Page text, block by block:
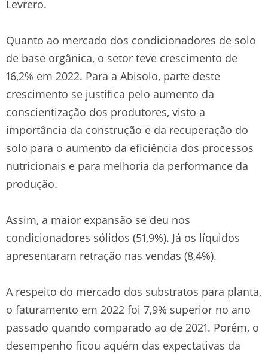
Levrero.
Quanto ao mercado dos condicionadores de solo
de base orgânica, o setor teve crescimento de
16,2% em 2022. Para a Abisolo, parte deste
crescimento se justifica pelo aumento da
conscientização dos produtores, visto a
importância da construção e da recuperação do
solo para o aumento da eficiência dos processos
nutricionais e para melhoria da performance da
produção.
Assim, a maior expansão se deu nos
condicionadores sólidos (51,9%). Já os líquidos
apresentaram retração nas vendas (8,4%).
A respeito do mercado dos substratos para planta,
o faturamento em 2022 foi 7,9% superior no ano
passado quando comparado ao de 2021. Porém, o
desempenho ficou aquém das expectativas da